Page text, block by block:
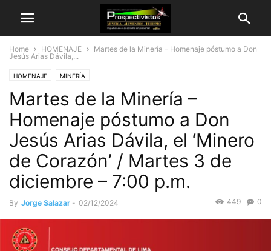
Home HOMENAJE
Martes de la Minería – Homenaje póstumo a Don
Jesús Arias Dávila,...
HOMENAJE MINERÍA
Martes de la Minería –
Homenaje póstumo a Don
Jesús Arias Dávila, el ‘Minero
de Corazón’ / Martes 3 de
diciembre – 7:00 p.m.
By Jorge Salazar - 02/12/2024 0
449